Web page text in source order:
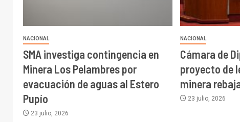
NACIONAL
SMA investiga contingencia en
Minera Los Pelambres por
evacuación de aguas al Estero
Pupío
23 julio, 2026
NACIONAL
Cámara de
proyecto de
minera
23 julio, 2026